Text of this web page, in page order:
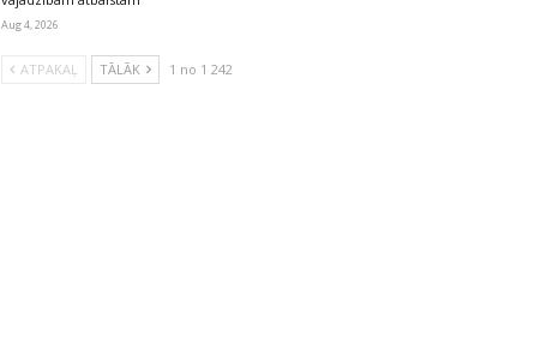
Aug 4, 2026
ATPAKAĻ TĀLĀK 1 no 1 242